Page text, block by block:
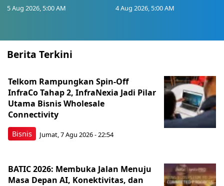
5 Aug 2026, 5:00 AM 4 Aug 2026, 5:00 AM
Berita Terkini
Bisnis
Telkom Rampungkan Spin-Off
InfraCo Tahap 2, InfraNexia Jadi Pilar
Utama Bisnis Wholesale
Connectivity
Jumat, 7 Agu 2026 - 22:54
BATIC 2026: Membuka Jalan Menuju
Masa Depan AI, Konektivitas, dan